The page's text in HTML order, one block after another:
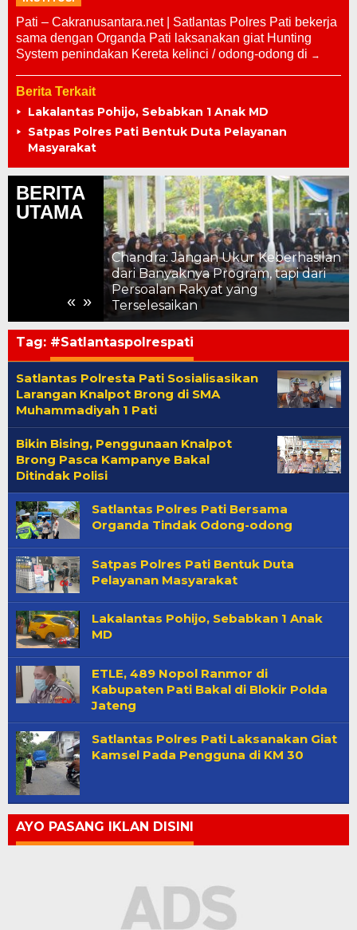
Pati – Cakranusantara.net | Satlantas Polres Pati bekerja
sama dengan Organda Pati laksanakan giat Hunting
System penindakan Kereta kelinci / odong-odong di
Berita Terkait
Lakalantas Pohijo, Sebabkan 1 Anak MD
Satpas Polres Pati Bentuk Duta Pelayanan
Masyarakat
BERITA
UTAMA
« »
Chandra: Jangan Ukur Keberhasilan
dari Banyaknya Program, tapi dari
Persoalan Rakyat yang
Terselesaikan
Tag: #Satlantaspolrespati
Satlantas Polresta Pati Sosialisasikan
Larangan Knalpot Brong di SMA
Muhammadiyah 1 Pati
Bikin Bising, Penggunaan Knalpot
Brong Pasca Kampanye Bakal
Ditindak Polisi
Satlantas Polres Pati Bersama
Organda Tindak Odong-odong
Satpas Polres Pati Bentuk Duta
Pelayanan Masyarakat
Lakalantas Pohijo, Sebabkan 1 Anak
MD
ETLE, 489 Nopol Ranmor di
Kabupaten Pati Bakal di Blokir Polda
Jateng
Satlantas Polres Pati Laksanakan Giat
Kamsel Pada Pengguna di KM 30
AYO PASANG IKLAN DISINI